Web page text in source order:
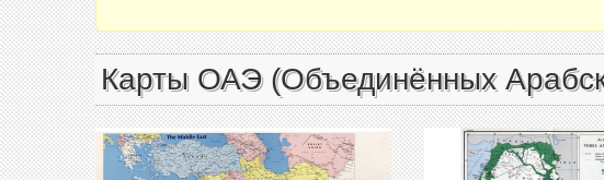
Карты ОАЭ (Объединённых